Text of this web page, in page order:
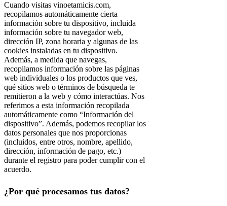
Cuando visitas vinoetamicis.com,
recopilamos automáticamente cierta
información sobre tu dispositivo, incluida
información sobre tu navegador web,
dirección IP, zona horaria y algunas de las
cookies instaladas en tu dispositivo.
Además, a medida que navegas,
recopilamos información sobre las páginas
web individuales o los productos que ves,
qué sitios web o términos de búsqueda te
remitieron a la web y cómo interactúas. Nos
referimos a esta información recopilada
automáticamente como “Información del
dispositivo”. Además, podemos recopilar los
datos personales que nos proporcionas
(incluidos, entre otros, nombre, apellido,
dirección, información de pago, etc.)
durante el registro para poder cumplir con el
acuerdo.
¿Por qué procesamos tus datos?